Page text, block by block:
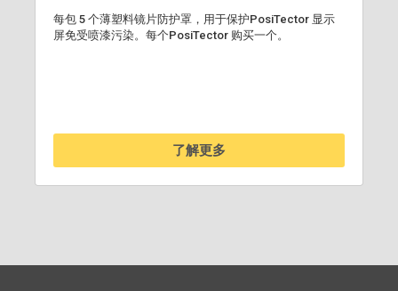
每包 5 个薄塑料镜片防护罩，用于保护PosiTector 显示
屏免受喷漆污染。每个PosiTector 购买一个。
了解更多